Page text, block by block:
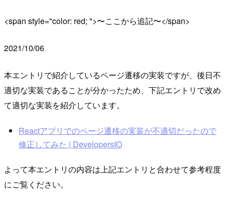
<span style="color: red; ">〜ここから追記〜</span>
2021/10/06
本エントリで紹介しているページ遷移の実装ですが、後日不
適切な実装であることが分かったため、下記エントリで改め
て適切な実装を紹介しています。
Reactアプリでのページ遷移の実装が不適切だったので
修正してみた | DevelopersIO
よって本エントリの内容は上記エントリと合わせて参考程度
にご覧ください。